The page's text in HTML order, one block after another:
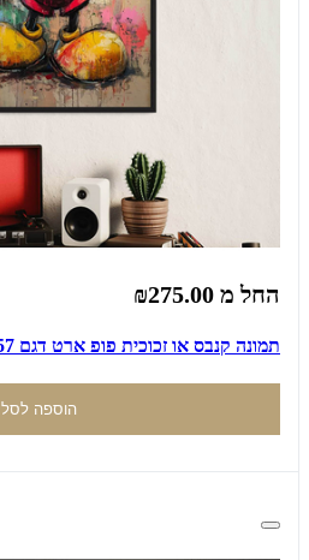
החל מ ₪275.00
תמונה קנבס או זכוכית פופ ארט דגם 1157
הוספה לסל